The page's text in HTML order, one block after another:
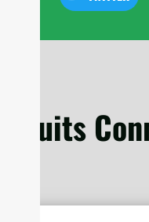
Produits